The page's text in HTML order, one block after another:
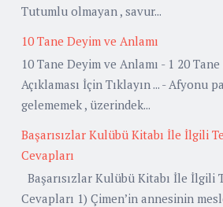
Tutumlu olmayan , savur...
10 Tane Deyim ve Anlamı
10 Tane Deyim ve Anlamı - 1 20
Açıklaması İçin Tıklayın ... - Afyonu
gelememek , üzerindek...
Başarısızlar Kulübü Kitabı İle İlgili
Cevapları
Başarısızlar Kulübü Kitabı İle İlgili
Cevapları 1) Çimen’in annesinin